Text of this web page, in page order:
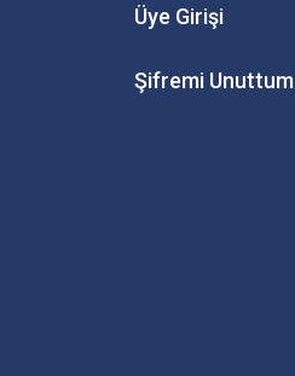
Üye Girişi
Şifremi Unuttum